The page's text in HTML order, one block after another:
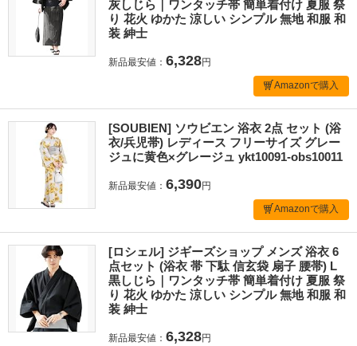
灰しじら｜ワンタッチ帯 簡単着付け 夏服 祭
り 花火 ゆかた 涼しい シンプル 無地 和服 和
装 紳士
新品最安値： 6,328円
Amazonで購入
[SOUBIEN] ソウビエン 浴衣 2点 セット (浴
衣/兵児帯) レディース フリーサイズ グレー
ジュに黄色×グレージュ ykt10091-obs10011
新品最安値： 6,390円
Amazonで購入
[ロシェル] ジギーズショップ メンズ 浴衣 6
点セット (浴衣 帯 下駄 信玄袋 扇子 腰帯) L
黒しじら｜ワンタッチ帯 簡単着付け 夏服 祭
り 花火 ゆかた 涼しい シンプル 無地 和服 和
装 紳士
新品最安値： 6,328円